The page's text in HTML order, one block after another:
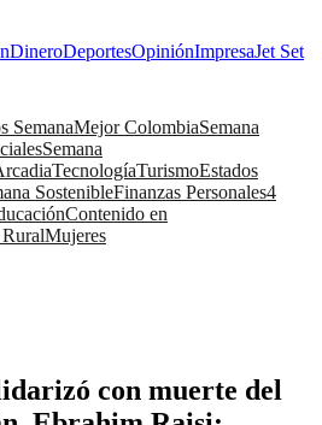
DineroDeportesOpiniónImpresaJet Set
SemanaMejor ColombiaSemana
Semana
TecnologíaTurismoEstados
SostenibleFinanzas Personales4
Contenido en
RuralMujeres
con muerte del